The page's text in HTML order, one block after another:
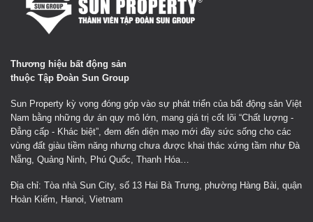
Thương hiệu bất động sản
thuộc Tập Đoàn Sun Group
Sun Property kỳ vọng đóng góp vào sự phát triển của bất động sản Việt
Nam bằng những dự án quy mô lớn, mang giá trị cốt lõi “Chất lượng -
Đẳng cấp - Khác biệt”, đem đến diện mạo mới đầy sức sống cho các
vùng đất giàu tiềm năng nhưng chưa được khai thác xứng tầm như Đà
Nẵng, Quảng Ninh, Phú Quốc, Thanh Hóa…
Địa chỉ: Tòa nhà Sun City, số 13 Hai Bà Trưng, phường Hàng Bài, quận
Hoàn Kiếm, Hanoi, Vietnam